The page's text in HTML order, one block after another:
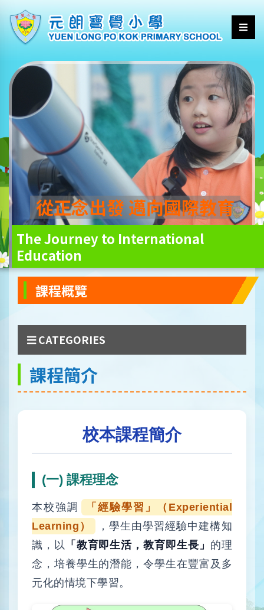
從正念出發 邁向國際教育
The Journey to International
Education
課程概覽
CATEGORIES
課程簡介
校本課程簡介
(一) 課程理念
本校強調
「經驗學習」（Experiential
Learning）
，學生由學習經驗中建構知
識，以
「教育即生活，教育即生長」 的理
念，培養學生的潛能，令學生在豐富及多
元化的情境下學習。